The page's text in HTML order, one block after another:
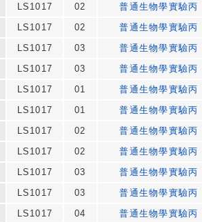
LS1017 02
普通生物學實驗丙
LS1017 02
普通生物學實驗丙
LS1017 03
普通生物學實驗丙
LS1017 03
普通生物學實驗丙
LS1017 01
普通生物學實驗丙
LS1017 01
普通生物學實驗丙
LS1017 02
普通生物學實驗丙
LS1017 02
普通生物學實驗丙
LS1017 03
普通生物學實驗丙
LS1017 03
普通生物學實驗丙
LS1017 04
普通生物學實驗丙